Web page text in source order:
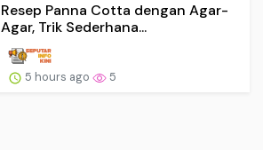
Resep Panna Cotta dengan Agar-
Agar, Trik Sederhana...
5 hours ago 5